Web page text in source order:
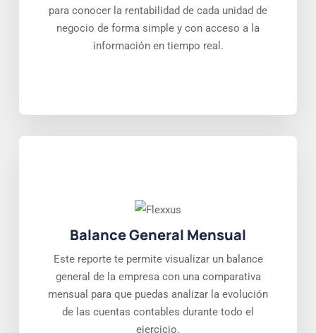
para conocer la rentabilidad de cada unidad de
negocio de forma simple y con acceso a la
información en tiempo real.
Balance General Mensual
Este reporte te permite visualizar un balance
general de la empresa con una comparativa
mensual para que puedas analizar la evolución
de las cuentas contables durante todo el
ejercicio.